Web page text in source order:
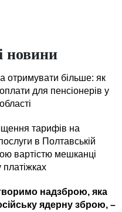
новини
отримувати більше: як
для пенсіонерів у
тарифів на
в Полтавській
вартістю мешканці
платіжках
надзброю, яка
ядерну зброю, –